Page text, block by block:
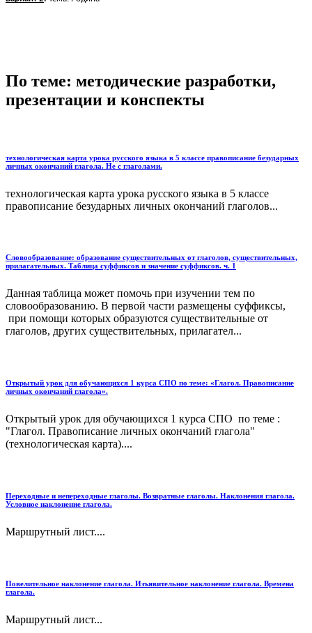
По теме: методические разработки,
презентации и конспекты
технологическая карта урока русского языка в 5 классе правописание безударных
личных окончаний глагола. Не с глаголами.
технологическая карта урока русского языка в 5 классе
правописание безударных личных окончаний глаголов...
Словообразование: образование существительных от глаголов, существительных,
прилагательных. Таблица суффиксов и значение суффиксов. ч. 1
Данная таблица может помочь при изучении тем по
словообразованию. В первой части размещены суффиксы,
при помощи которых образуются существительные от
глаголов, других существительных, прилагател...
Открытый урок для обучающихся 1 курса СПО по теме: «Глагол. Правописание
личных окончаний глагола».
Открытый урок для обучающихся 1 курса СПО по теме :
"Глагол. Правописание личных окончаний глагола"
(технологическая карта)....
Переходные и непереходные глаголы. Возвратные глаголы. Наклонения глагола.
Условное наклонение глагола.
Маршрутный лист....
Повелительное наклонение глагола. Изъявительное наклонение глагола. Времена
глагола.
Маршрутный лист...